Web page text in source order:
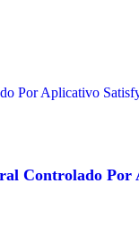
Controlado